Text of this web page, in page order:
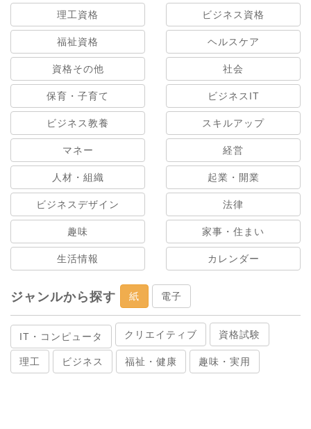
理工資格 ビジネス資格
福祉資格 ヘルスケア
資格その他 社会
保育・子育て ビジネスIT
ビジネス教養 スキルアップ
マネー 経営
人材・組織 起業・開業
ビジネスデザイン 法律
趣味 家事・住まい
生活情報 カレンダー
ジャンルから探す 紙 電子
IT・コンピュータ クリエイティブ 資格試験
理工 ビジネス 福祉・健康 趣味・実用